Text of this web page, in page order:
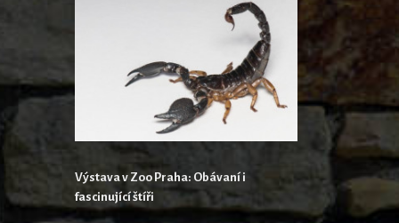
Výstava v Zoo Praha: Obávaní i
fascinující štíři